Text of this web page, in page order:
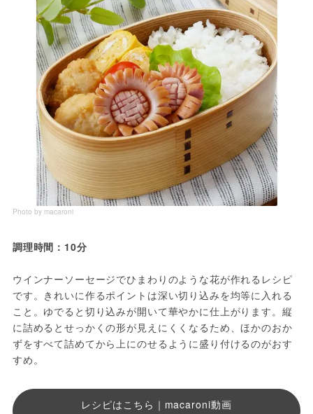
Photo by macaroni
調理時間：10分
ウインナーソーセージでひまわりのような花が作れるレシピ
です。きれいに作るポイントは深い切り込みを均等に入れる
こと。ゆでると切り込みが開いて華やかに仕上がります。縦
に詰めるとせっかくの形が見えにくくなるため、ほかのおか
ずをすべて詰めてから上にのせるように盛り付けるのがおす
すめ。
レシピはこちら｜macaroni動画